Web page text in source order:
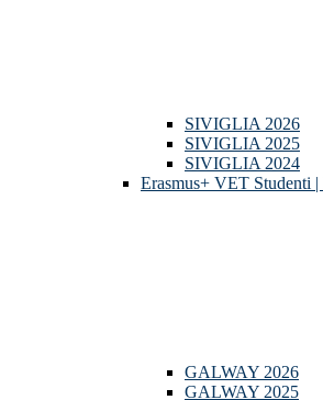
SIVIGLIA 2026
SIVIGLIA 2025
SIVIGLIA 2024
Erasmus+ VET Studenti |
GALWAY 2026
GALWAY 2025